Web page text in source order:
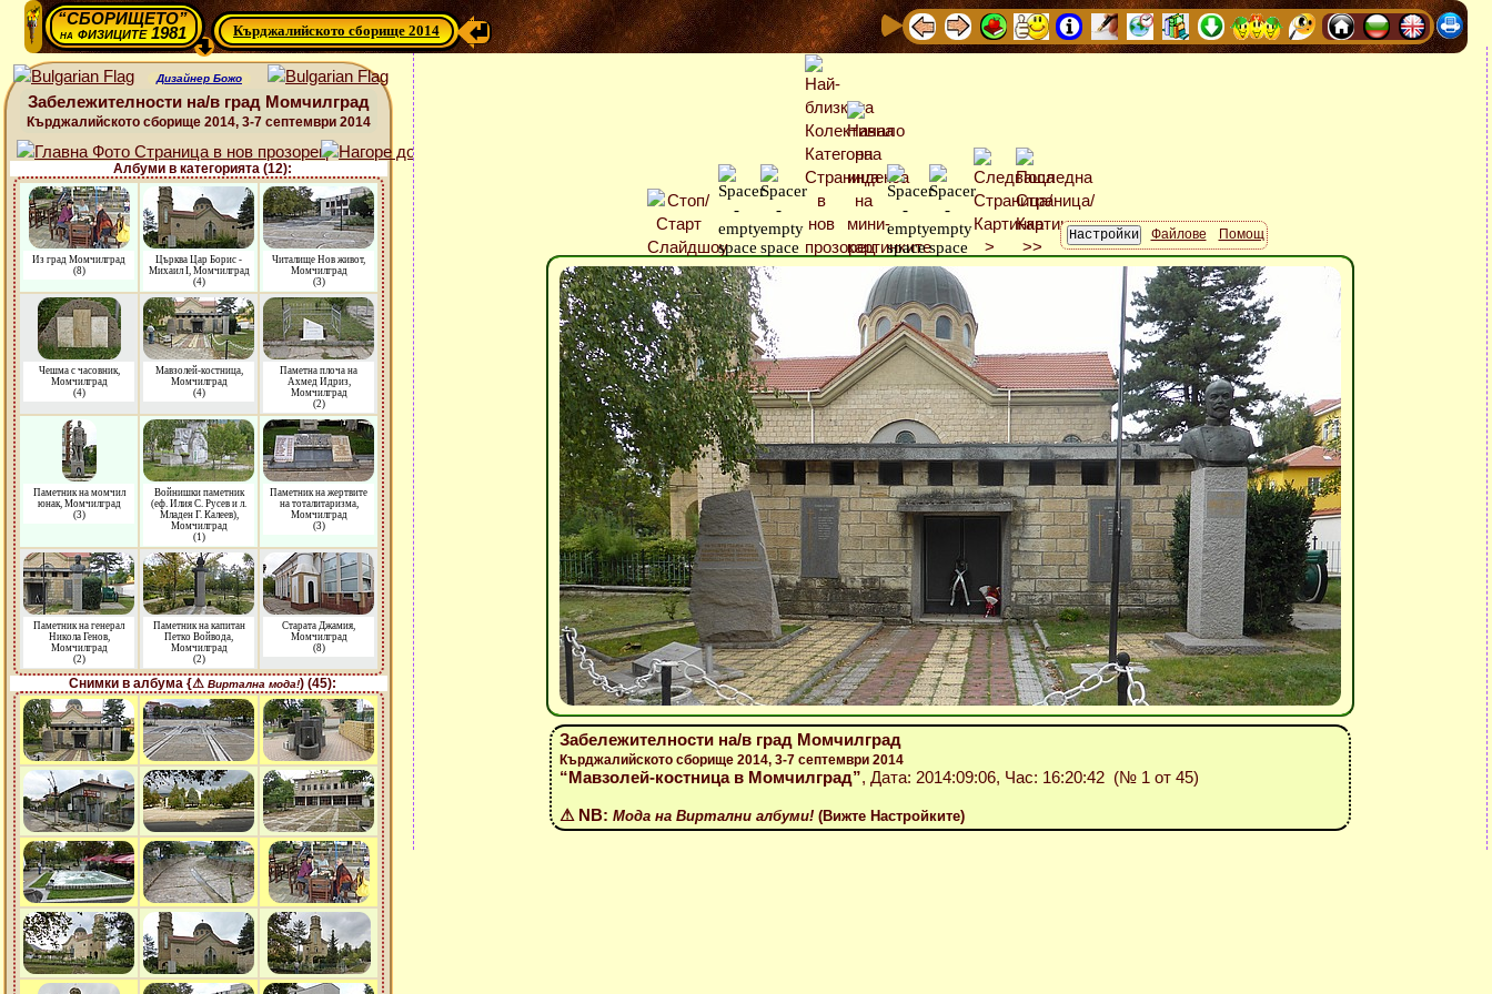
“СБОРИЩЕТО”
нафизиците 1981 Кърджалийското сборище 2014
Дизайнер Божо
Забележителности на/в град Момчилград
Кърджалийското сборище 2014, 3-7 септември 2014
Албуми в категорията (12):
Из град Момчилград
(8)
Църква Цар Борис -
Михаил І, Момчилград
(4)
Читалище Нов живот,
Момчилград
(3)
Чешма с часовник,
Момчилград
(4)
Мавзолей-костница,
Момчилград
(4)
Паметна плоча на
Ахмед Идриз,
Момчилград
(2)
Паметник на момчил
юнак, Момчилград
(3)
Войнишки паметник
(еф. Илия С. Русев и л.
Младен Г. Калеев),
Момчилград
(1)
Паметник на жертвите
на тоталитаризма,
Момчилград
(3)
Паметник на генерал
Никола Генов,
Момчилград
(2)
Паметник на капитан
Петко Войвода,
Момчилград
(2)
Старата Джамия,
Момчилград
(8)
Снимки в албума {⚠ Виртална мода!) (45):
Файлове Помощ
Забележителности на/в град Момчилград
Кърджалийското сборище 2014, 3-7 септември 2014
“Мавзолей-костница в Момчилград”, Дата: 2014:09:06, Час: 16:20:42 (№ 1 от 45)
⚠ NB: Мода на Виртални албуми! (Вижте Настройките)